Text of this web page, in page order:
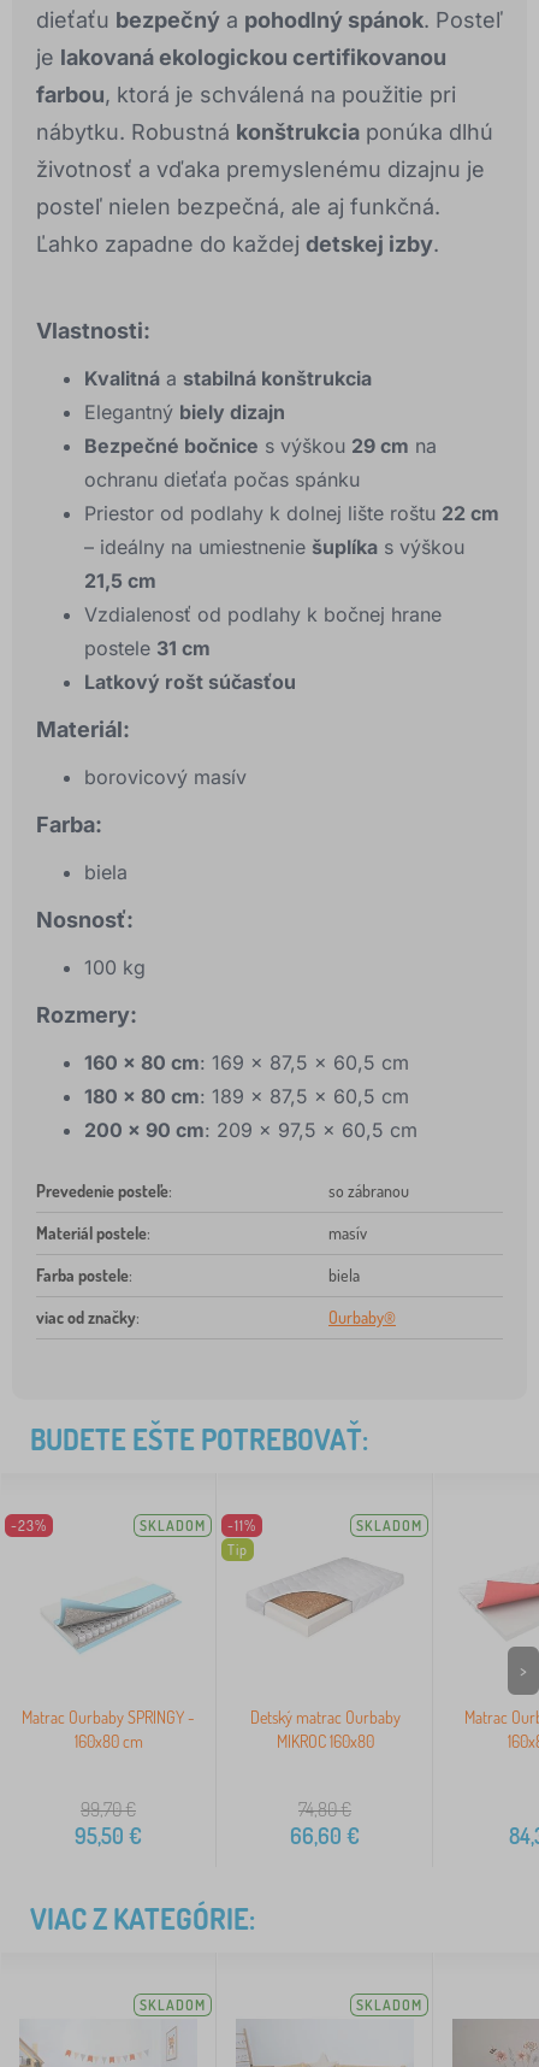
dieťaťu bezpečný a pohodlný spánok. Posteľ
je lakovaná ekologickou certifikovanou
farbou, ktorá je schválená na použitie pri
nábytku. Robustná konštrukcia ponúka dlhú
životnosť a vďaka premyslenému dizajnu je
posteľ nielen bezpečná, ale aj funkčná.
Ľahko zapadne do každej detskej izby.
Vlastnosti:
Kvalitná a stabilná konštrukcia
Elegantný biely dizajn
Bezpečné bočnice s výškou 29 cm na
ochranu dieťaťa počas spánku
Priestor od podlahy k dolnej lište roštu 22 cm
– ideálny na umiestnenie šuplíka s výškou
21,5 cm
Vzdialenosť od podlahy k bočnej hrane
postele 31 cm
Latkový rošt súčasťou
Materiál:
borovicový masív
Farba:
biela
Nosnosť:
100 kg
Rozmery:
160 x 80 cm: 169 x 87,5 x 60,5 cm
180 x 80 cm: 189 x 87,5 x 60,5 cm
200 x 90 cm: 209 x 97,5 x 60,5 cm
Prevedenie posteľe: so zábranou
Materiál postele: masív
Farba postele: biela
viac od značky: Ourbaby®
BUDETE EŠTE POTREBOVAŤ:
-23% SKLADOM
Matrac Ourbaby SPRINGY -
160x80 cm
99,70€
95,50 €
-11%
Tip
SKLADOM
Detský matrac Ourbaby
MIKROC 160x80
74,80€
66,60 €
Matrac
>
VIAC Z KATEGÓRIE:
SKLADOM SKLADOM